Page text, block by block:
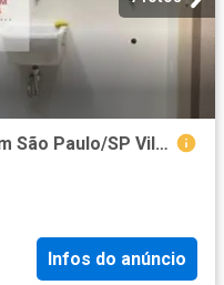
Casa / Sobrado para Venda em São Paulo/SP Vila Nhocune 3 Quartos
Infos do anúncio